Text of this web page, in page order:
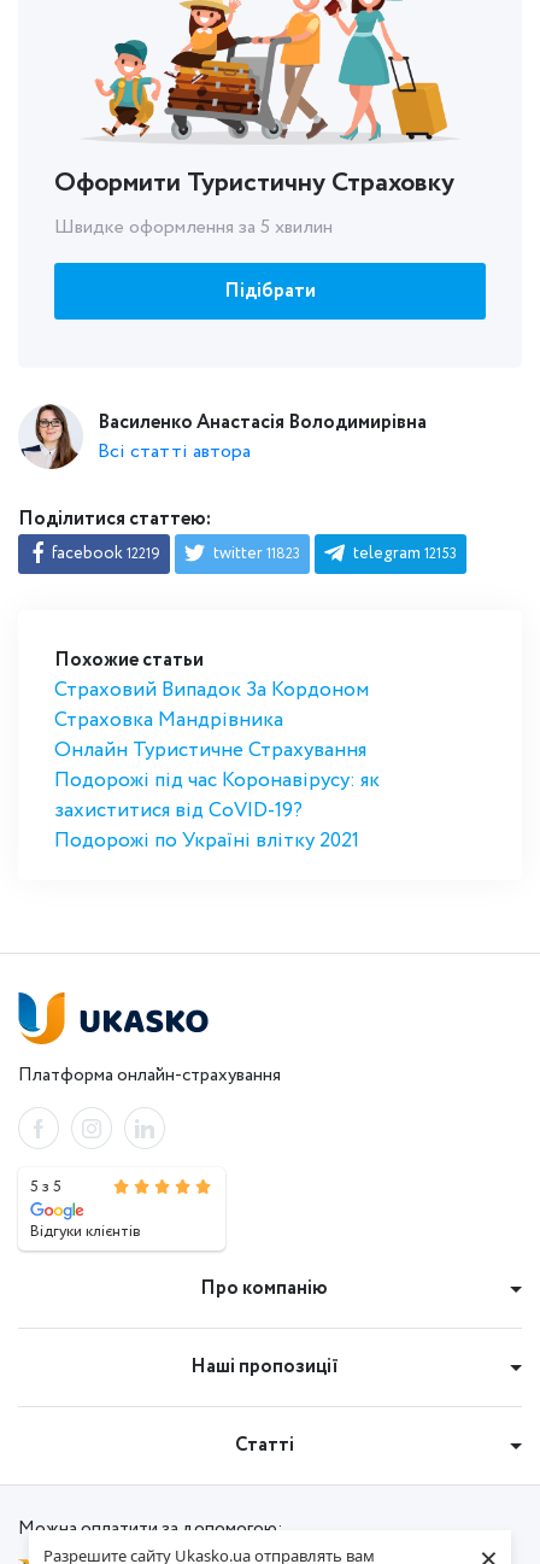
Разрешите сайту Ukasko.ua отправлять вам
Похожие статьи
Страховий Випадок За Кордоном
Страховка Мандрівника
Онлайн Туристичне Страхування
Подорожі під час Коронавірусу: як
захиститися від CoVID-19?
Подорожі по Україні влітку 2021
Оформити Туристичну Страховку
Швидке оформлення за 5 хвилин
Підібрати
Василенко Анастасія Володимирівна
Всі статті автора
Поділитися статтею:
facebook12219 twitter11823 telegram 12153
Платформа онлайн-страхування
5 з 5
Відгуки клієнтів
Про компанію
Наші пропозиції
Статті
Можна оплатити за допомогою: